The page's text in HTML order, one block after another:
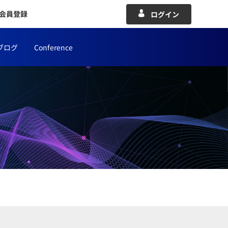
員登録 ログイン
ログ Conference